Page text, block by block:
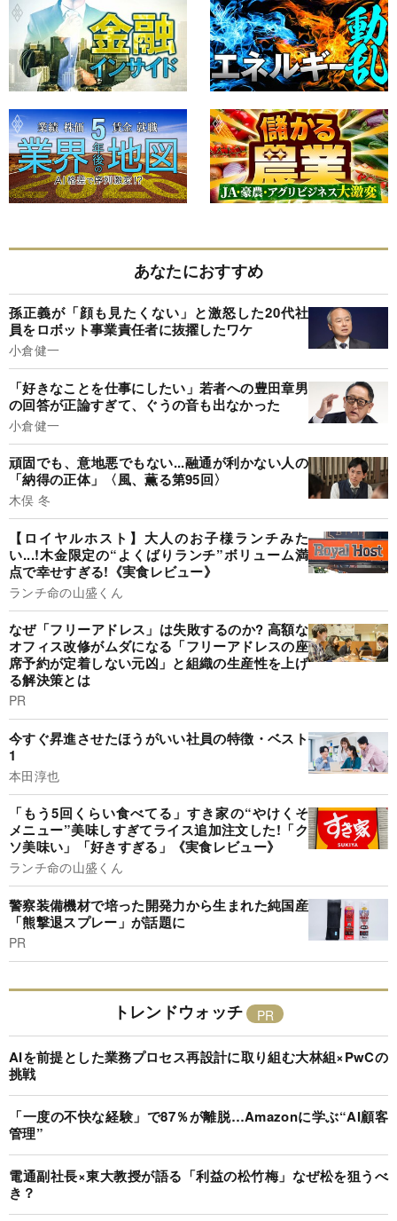
あなたにおすすめ
孫正義が「顔も見たくない」と激怒した20代社
員をロボット事業責任者に抜擢したワケ
小倉健一
「好きなことを仕事にしたい」若者への豊田章男
の回答が正論すぎて、ぐうの音も出なかった
小倉健一
頑固でも、意地悪でもない...融通が利かない人の
「納得の正体」〈風、薫る第95回〉
木俣 冬
【ロイヤルホスト】大人のお子様ランチみた
い...!木金限定の“よくばりランチ”ボリューム満
点で幸せすぎる!《実食レビュー》
ランチ命の山盛くん
なぜ「フリーアドレス」は失敗するのか? 高額な
オフィス改修がムダになる「フリーアドレスの座
席予約が定着しない元凶」と組織の生産性を上げ
る解決策とは
PR
今すぐ昇進させたほうがいい社員の特徴・ベスト
1
本田淳也
「もう5回くらい食べてる」すき家の“やけくそ
メニュー”美味しすぎてライス追加注文した!「ク
ソ美味い」「好きすぎる」《実食レビュー》
ランチ命の山盛くん
警察装備機材で培った開発力から生まれた純国産
「熊撃退スプレー」が話題に
PR
トレンドウォッチ
AIを前提とした業務プロセス再設計に取り組む大林組×PwCの
挑戦
「一度の不快な経験」で87％が離脱…Amazonに学ぶ“AI顧客
管理”
電通副社長×東大教授が語る「利益の松竹梅」なぜ松を狙うべ
き？